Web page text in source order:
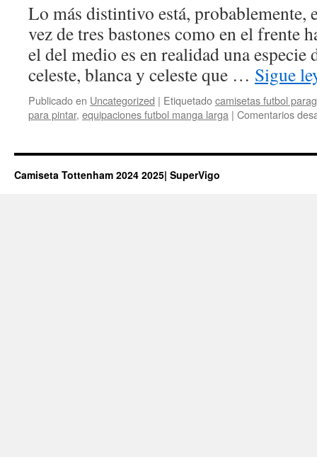
Lo más distintivo está, probablemente,
vez de tres bastones como en el frente
el del medio es en realidad una especie
celeste, blanca y celeste que … Sigue
Publicado en Uncategorized | Etiquetadocamisetas futbol
para pintar, equipaciones futbol manga larga | Comentarios
Camiseta Tottenham 2024 2025| SuperVigo